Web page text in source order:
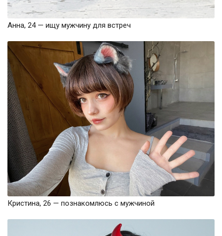
Анна, 24 — ищу мужчину для встреч
Кристина, 26 — познакомлюсь с мужчиной